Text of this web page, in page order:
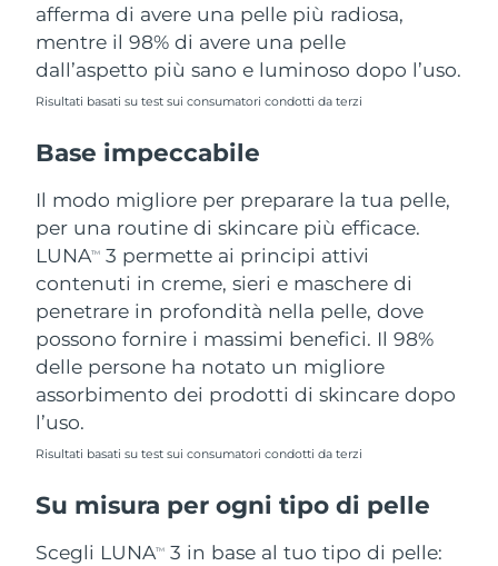
afferma di avere una pelle più radiosa,
mentre il 98% di avere una pelle
dall’aspetto più sano e luminoso dopo l’uso.
Risultati basati su test sui consumatori condotti da terzi
Base impeccabile
Il modo migliore per preparare la tua pelle,
per una routine di skincare più efficace.
LUNATM
3 permette ai principi attivi
contenuti in creme, sieri e maschere di
penetrare in profondità nella pelle, dove
possono fornire i massimi benefici. Il 98%
delle persone ha notato un migliore
assorbimento dei prodotti di skincare dopo
l’uso.
Risultati basati su test sui consumatori condotti da terzi
Su misura per ogni tipo di pelle
Scegli LUNATM
3 in base al tuo tipo di pelle: